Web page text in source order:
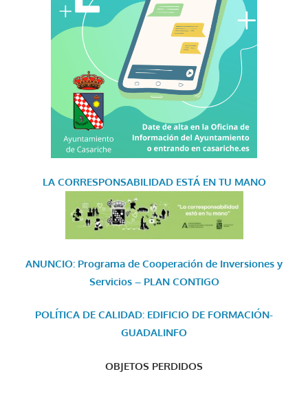
LA CORRESPONSABILIDAD ESTÁ EN TU MANO
ANUNCIO: Programa de Cooperación de Inversiones y
Servicios – PLAN CONTIGO
POLÍTICA DE CALIDAD: EDIFICIO DE FORMACIÓN-
GUADALINFO
OBJETOS PERDIDOS